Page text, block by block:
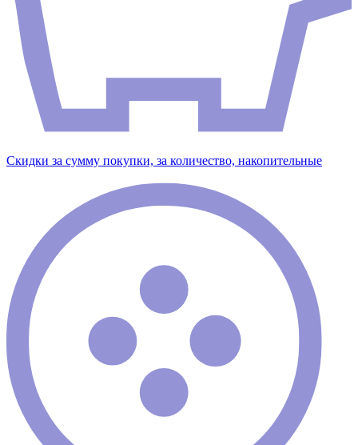
Скидки за сумму покупки, за количество, накопительные